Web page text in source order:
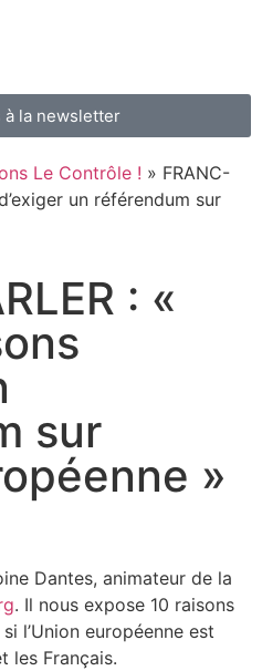
à la newsletter
Le Contrôle ! » FRANC-
un référendum sur
: «
sur
»
Dantes, animateur de la
. Il nous expose 10 raisons
l’Union européenne est
les Français.